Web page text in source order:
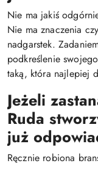
Nie ma jakiś
Nie ma znaczenia
nadgarstek.
podkreślenie
taką, która najlepiej
Jeżeli
Ruda
już
Ręcznie robiona